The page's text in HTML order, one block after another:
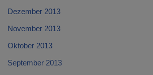
Dezember 2013
November 2013
Oktober 2013
September 2013